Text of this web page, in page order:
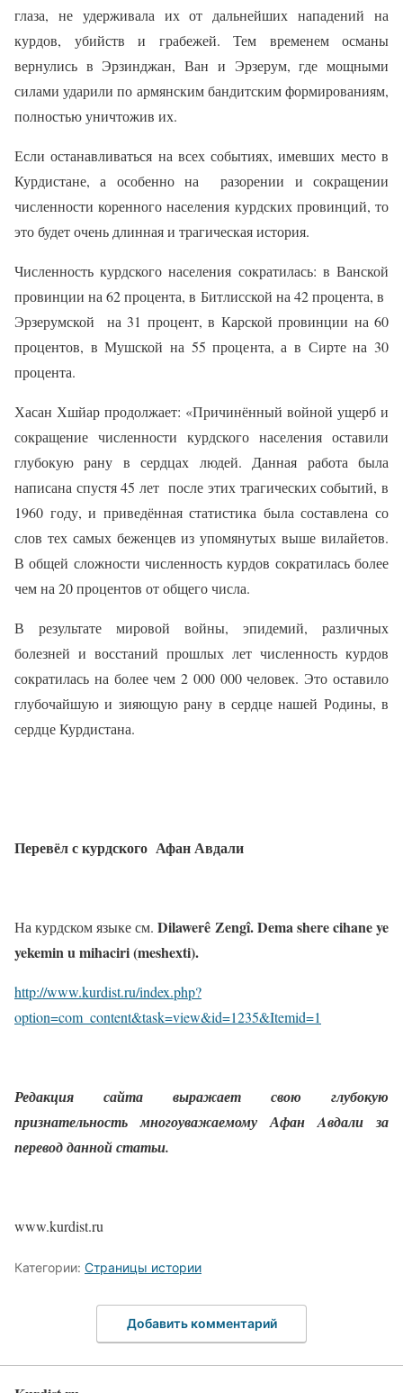
глаза, не удерживала их от дальнейших нападений на
курдов, убийств и грабежей. Тем временем османы
вернулись в Эрзинджан, Ван и Эрзерум, где мощными
силами ударили по армянским бандитским формированиям,
полностью уничтожив их.
Если останавливаться на всех событиях, имевших место в
Курдистане, а особенно на
разорении и сокращении
численности коренного населения курдских провинций, то
это будет очень длинная и трагическая история.
Численность курдского населения сократилась: в Ванской
провинции на 62 процента, в Битлисской на 42 процента, в
Эрзерумской
на 31 процент, в Карской провинции на 60
процентов, в Мушской на 55 процента, а в Сирте на 30
процента.
Хасан Хшйар продолжает: «Причинённый войной ущерб и
сокращение численности курдского населения оставили
глубокую рану в сердцах людей. Данная работа была
написана спустя 45 лет после этих трагических событий, в
1960 году, и приведённая статистика была составлена со
слов тех самых беженцев из упомянутых выше вилайетов.
В общей сложности численность курдов сократилась более
чем на 20 процентов от общего числа.
В результате мировой войны, эпидемий, различных
болезней и восстаний прошлых лет численность курдов
сократилась на более чем 2 000 000 человек. Это оставило
глубочайшую и зияющую рану в сердце нашей Родины, в
сердце Курдистана.
Перевёл с курдского Афан Авдали
На курдском языке см. Dilawerê Zengî.Demasherecihaneye
yekeminumihaciri(meshexti).
http://www.kurdist.ru/index.php?
option=com content&task=view&id=1235&Itemid=1
Редакция сайта выражает свою глубокую
признательность многоуважаемому Афан Aвдали за
перевод данной статьи.
www.kurdist.ru
Категории: Страницы истории
Добавить комментарий